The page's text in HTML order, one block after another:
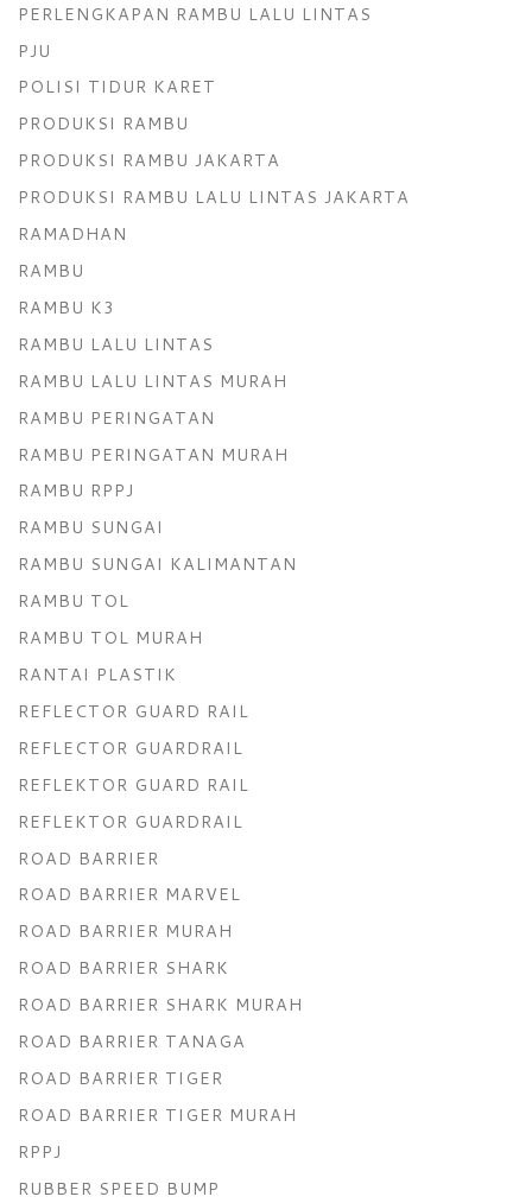
PERLENGKAPAN RAMBU LALU LINTAS
PJU
POLISI TIDUR KARET
PRODUKSI RAMBU
PRODUKSI RAMBU JAKARTA
PRODUKSI RAMBU LALU LINTAS JAKARTA
RAMADHAN
RAMBU
RAMBU K3
RAMBU LALU LINTAS
RAMBU LALU LINTAS MURAH
RAMBU PERINGATAN
RAMBU PERINGATAN MURAH
RAMBU RPPJ
RAMBU SUNGAI
RAMBU SUNGAI KALIMANTAN
RAMBU TOL
RAMBU TOL MURAH
RANTAI PLASTIK
REFLECTOR GUARD RAIL
REFLECTOR GUARDRAIL
REFLEKTOR GUARD RAIL
REFLEKTOR GUARDRAIL
ROAD BARRIER
ROAD BARRIER MARVEL
ROAD BARRIER MURAH
ROAD BARRIER SHARK
ROAD BARRIER SHARK MURAH
ROAD BARRIER TANAGA
ROAD BARRIER TIGER
ROAD BARRIER TIGER MURAH
RPPJ
RUBBER SPEED BUMP